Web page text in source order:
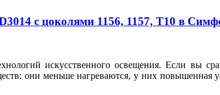
с цоколями 1156, 1157, T10 в
искусственного освещения. Если вы
они меньше нагреваются, у них повышенная